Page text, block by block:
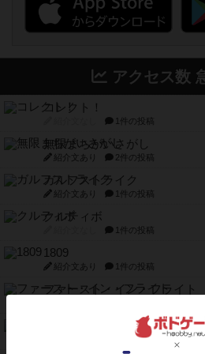
アクセス数
コレクト！
1件の投稿
無限まちがいさがし
紹介文あり 2件の投稿
ガルフストライク
紹介文あり 1件の投稿
クルティボ
1件の投稿
1809
紹介文あり 1件の投稿
ファースト・イン・フライト
モズビ－ズ・レイダ－ズ
1件の投稿